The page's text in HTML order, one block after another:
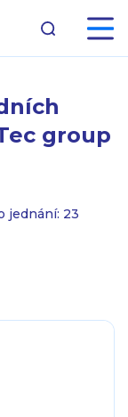
group
jednání: 23